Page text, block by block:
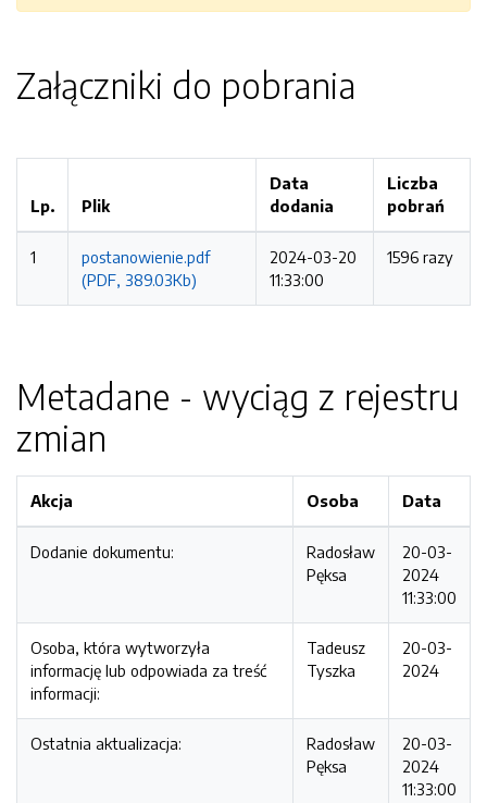
Załączniki do pobrania
Lp. Plik
Data
dodania
Liczba
pobrań
1
postanowienie.pdf
(PDF, 389.03Kb)
2024-03-20
11:33:00
1596 razy
Metadane - wyciąg z rejestru
zmian
Akcja Osoba Data
Dodanie dokumentu:
Radosław
Pęksa
20-03-
2024
11:33:00
Osoba, która wytworzyła
informację lub odpowiada za treść
informacji:
Tadeusz
Tyszka
20-03-
2024
Ostatnia aktualizacja:
Radosław
Pęksa
20-03-
2024
11:33:00